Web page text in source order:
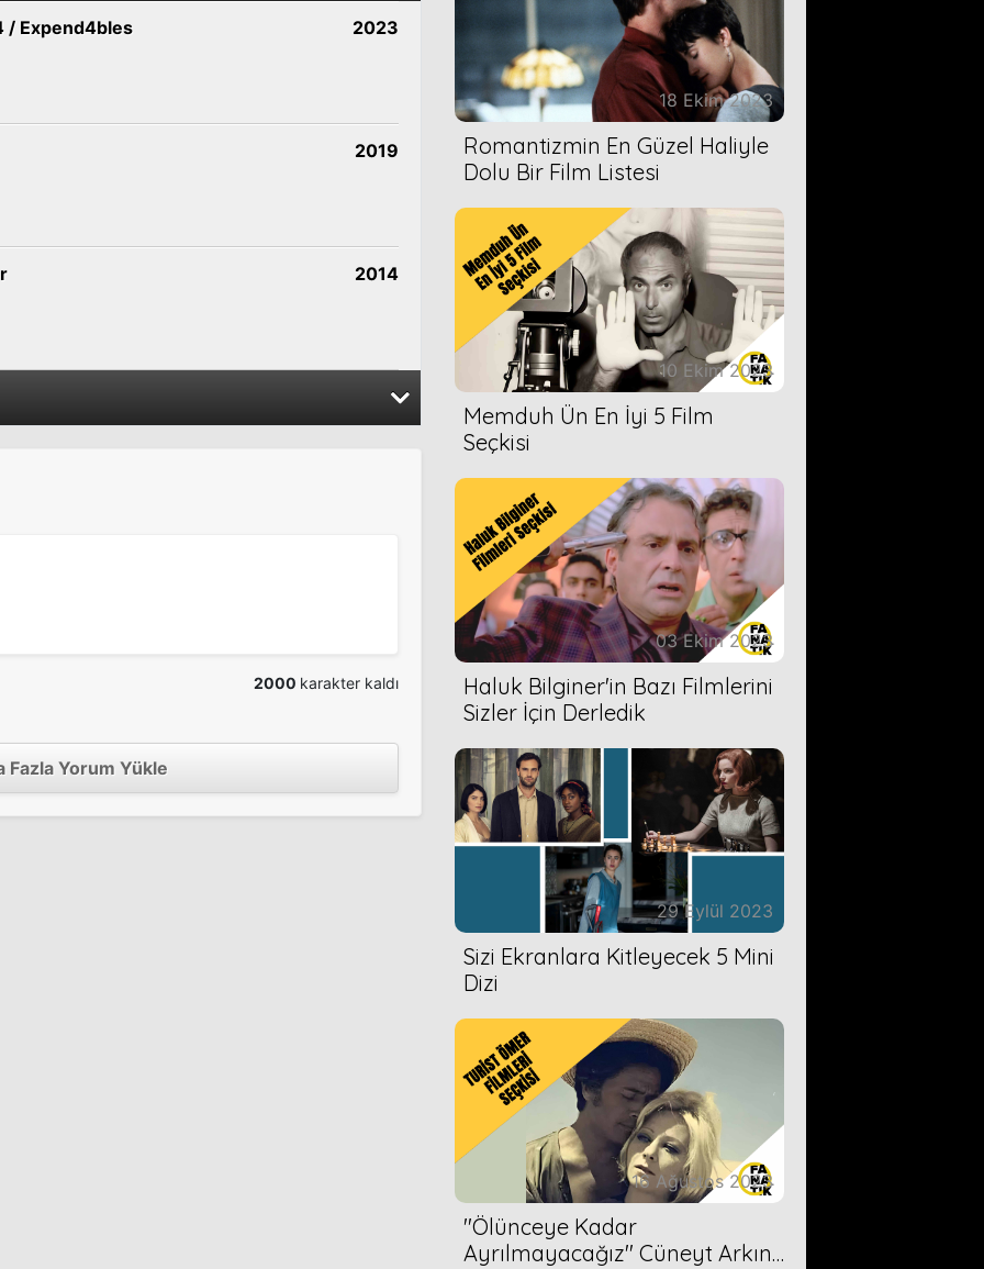
/ Expend4bles
2023
2019
2014
2011
2000 karakter kaldı
Fazla Yorum Yükle
18 Ekim 2023
Romantizmin En Güzel Haliyle
Dolu Bir Film Listesi
10 Ekim 2023
Memduh Ün En İyi 5 Film
Seçkisi
03 Ekim 2023
Haluk Bilginer'in Bazı Filmlerini
Sizler İçin Derledik
29 Eylül 2023
Sizi Ekranlara Kitleyecek 5 Mini
Dizi
16 Ağustos 2023
''Ölünceye Kadar
Ayrılmayacağız'' Cüneyt Arkın-